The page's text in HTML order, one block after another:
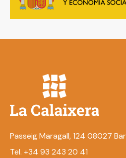
Passeig Maragall, 124 08027
Tel. +34 93 243 20 41